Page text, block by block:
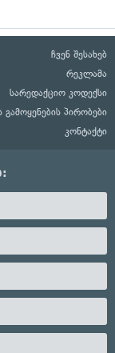
ჩვენ შესახებ
რეკლამა
სარედაქციო კოდექსი
გამოყენების პირობები
კონტაქტი